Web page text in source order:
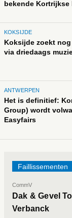
bekende Kortrijkse
KOKSIJDE
Koksijde zoekt nog
via driedaags
ANTWERPEN
Het is definitief:
Group) wordt
Easyfairs
Faillissementen
CommV
Dak & Gevel
Verbanck